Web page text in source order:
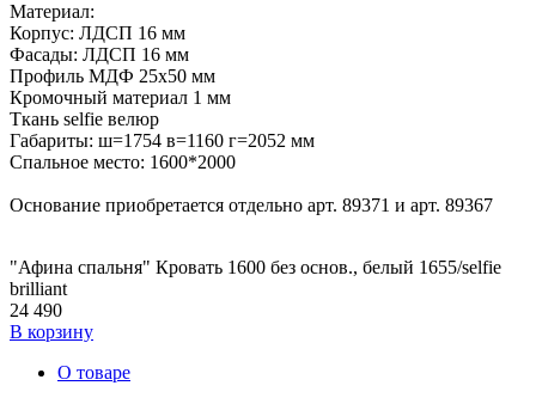
Материал:
Корпус: ЛДСП 16 мм
Фасады: ЛДСП 16 мм
Профиль МДФ 25х50 мм
Кромочный материал 1 мм
Ткань selfie велюр
Габариты: ш=1754 в=1160 г=2052 мм
Спальное место: 1600*2000
Основание приобретается отдельно арт. 89371 и арт. 89367
"Афина спальня" Кровать 1600 без основ., белый 1655/selfie
brilliant
24 490
В корзину
О товаре